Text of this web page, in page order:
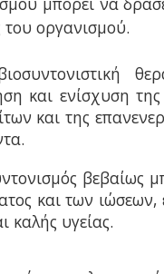
οργανισμού.
και ενίσχυση
και της
βεβαίως
και των ιώσεων,
καλής υγείας.